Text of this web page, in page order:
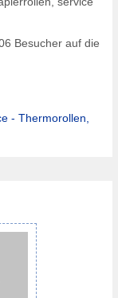
Besucher auf die
- Thermorollen,